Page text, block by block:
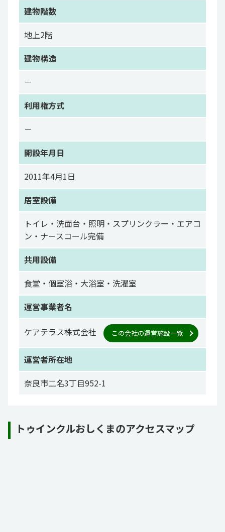
建物階数
地上2階
建物構造
－
利用権方式
－
開設年月日
2011年4月1日
居室設備
トイレ・洗面台・照明・スプリンクラー・エアコ
ン・ナースコール完備
共用設備
食堂・個室浴・大浴室・洗濯室
運営事業者名
ケアテラス株式会社 この会社の運営施設一覧
運営者所在地
奈良市二名3丁目952-1
トゥインクルおしくまのアクセスマップ